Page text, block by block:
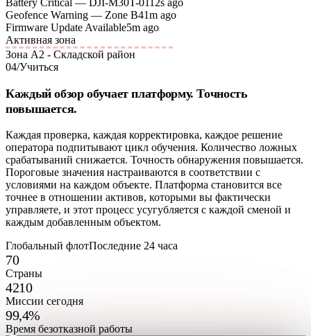
Battery Critical — DJI-M30T-01
12s ago
Geofence Warning — Zone B41m ago
Firmware Update Available5m ago
Активная зона
Зона А2 - Складской район
04/Учиться
Каждый обзор обучает платформу. Точность
повышается.
Каждая проверка, каждая корректировка, каждое решение
оператора подпитывают цикл обучения. Количество ложных
срабатываний снижается. Точность обнаружения повышается.
Пороговые значения настраиваются в соответствии с
условиями на каждом объекте. Платформа становится все
точнее в отношении активов, которыми вы фактически
управляете, и этот процесс усугубляется с каждой сменой и
каждым добавленным объектом.
Глобальный флотПоследние 24 часа
70
Страны
4210
Миссии сегодня
99,4%
Время безотказной работы